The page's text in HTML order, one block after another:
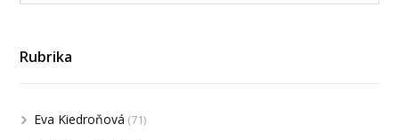
Rubrika
Eva Kiedroňová (71)